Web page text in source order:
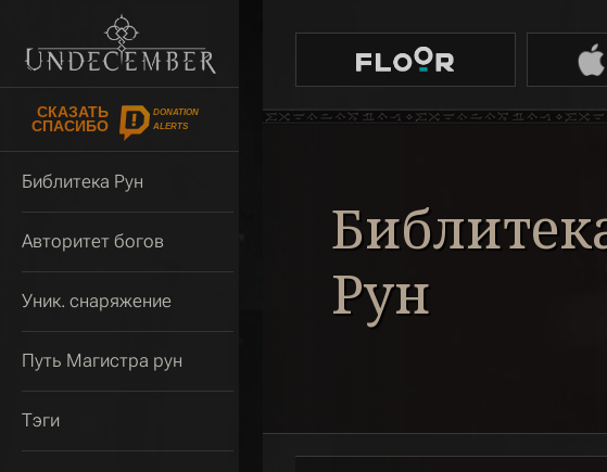
Библитека Рун
Авторитет богов
Уник. снаряжение
Путь Магистра рун
Тэги
СКАЗАТЬ
СПАСИБО
DONATION
ALERTS
Сущности